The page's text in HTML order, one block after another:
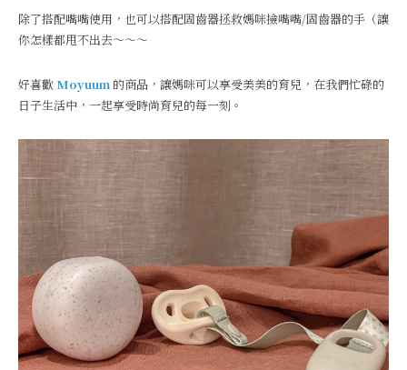
除了搭配嘴嘴使用，也可以搭配固齒器拯救媽咪撿嘴嘴/固齒器的手（讓
你怎樣都甩不出去～～～
好喜歡Moyuum 的商品，讓媽咪可以享受美美的育兒，在我們忙碌的
日子生活中，一起享受時尚育兒的每一刻。